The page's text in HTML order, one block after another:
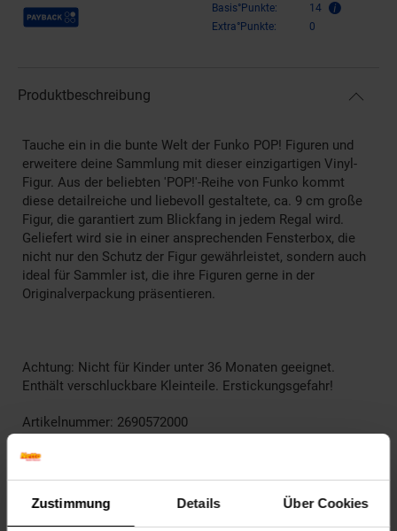
Zustimmung Details Über Cookies
Payback Punkte Basis°Punkte:
14
Extra°Punkte:
0
Produktbeschreibung
Tauche ein in die bunte Welt der Funko POP! Figuren und
erweitere deine Sammlung mit dieser einzigartigen Vinyl-
Figur. Aus der beliebten 'POP!'-Reihe von Funko kommt
diese detailreiche und liebevoll gestaltete, ca. 9 cm große
Figur, die garantiert zum Blickfang in jedem Regal wird.
Geliefert wird sie in einer ansprechenden Fensterbox, die
nicht nur den Schutz der Figur gewährleistet, sondern auch
ideal für Sammler ist, die ihre Figuren gerne in der
Originalverpackung präsentieren.
Achtung: Nicht für Kinder unter 36 Monaten geeignet.
Enthält verschluckbare Kleinteile. Erstickungsgefahr!
Artikelnummer: 2690572000
Artikel gehört zur Kategorie: